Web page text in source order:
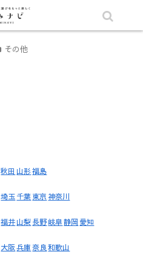
その他
秋田 山形 福島
埼玉千葉東京 神奈川
福井山梨 長野岐阜静岡 愛知
大阪 兵庫 奈良和歌山
シェア